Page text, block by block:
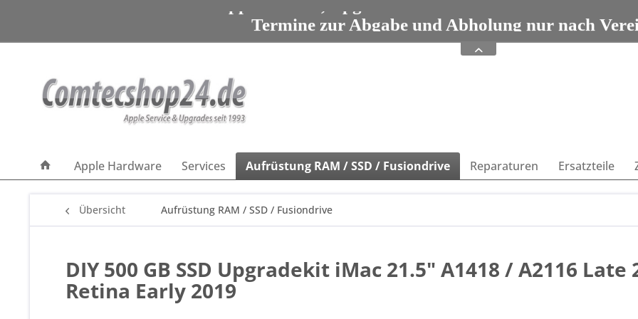
Termine zur Abgabe und Abholung nur nach
Apple Service, Upgrades und Zubehör seit 1993 Tel:
Apple Hardware Services Aufrüstung RAM / SSD / Fusiondrive Reparaturen Ersatzteile
Übersicht Aufrüstung RAM / SSD / Fusiondrive
DIY 500 GB SSD Upgradekit iMac 21.5" A1418 / A2116 Late
Retina Early 2019